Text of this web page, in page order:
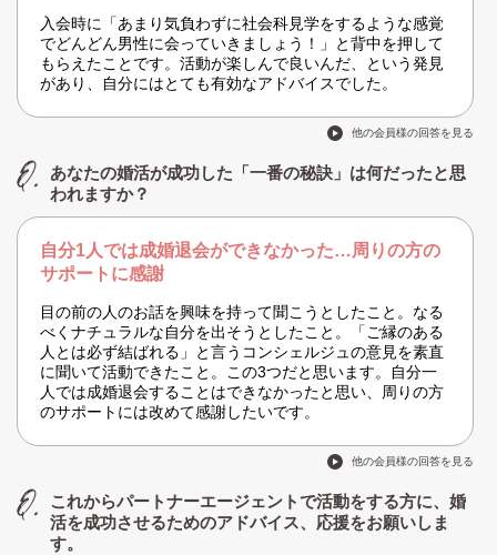
入会時に「あまり気負わずに社会科見学をするような感覚
でどんどん男性に会っていきましょう！」と背中を押して
もらえたことです。活動が楽しんで良いんだ、という発見
があり、自分にはとても有効なアドバイスでした。
他の会員様の回答を見る
あなたの婚活が成功した「一番の秘訣」は何だったと思
われますか？
自分1人では成婚退会ができなかった…周りの方の
サポートに感謝
目の前の人のお話を興味を持って聞こうとしたこと。なる
べくナチュラルな自分を出そうとしたこと。「ご縁のある
人とは必ず結ばれる」と言うコンシェルジュの意見を素直
に聞いて活動できたこと。この3つだと思います。自分一
人では成婚退会することはできなかったと思い、周りの方
のサポートには改めて感謝したいです。
他の会員様の回答を見る
これからパートナーエージェントで活動をする方に、婚
活を成功させるためのアドバイス、応援をお願いしま
す。